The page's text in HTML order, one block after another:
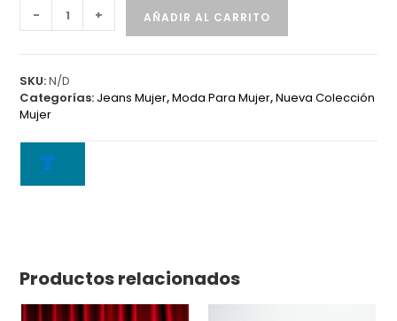
5813
- + AÑADIR AL CARRITO
SKU:N/D
Categorías: Jeans Mujer,Moda Para Mujer,Nueva Colección
Mujer
Productos relacionados